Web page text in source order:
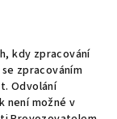
kdy zpracování
zpracováním
Odvolání
není možné v